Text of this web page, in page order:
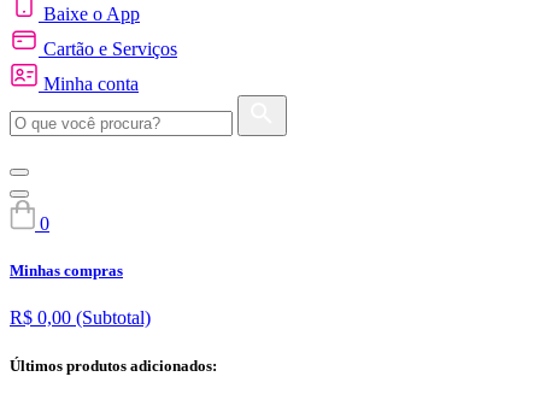
Baixe o App
Cartão e Serviços
Minha conta
0
Minhas compras
R$ 0,00 (Subtotal)
Últimos produtos adicionados: